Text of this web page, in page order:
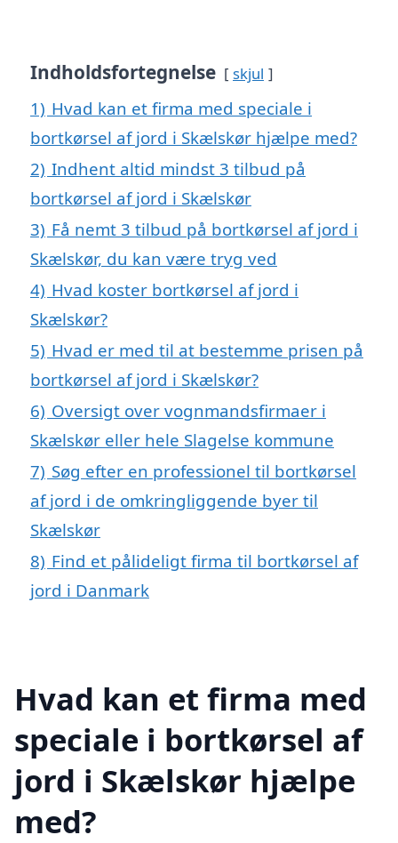
Indholdsfortegnelse skjul
1) Hvad kan et firma med speciale i
bortkørsel af jord i Skælskør hjælpe med?
2) Indhent altid mindst 3 tilbud på
bortkørsel af jord i Skælskør
3) Få nemt 3 tilbud på bortkørsel af jord i
Skælskør, du kan være tryg ved
4) Hvad koster bortkørsel af jord i
Skælskør?
5) Hvad er med til at bestemme prisen på
bortkørsel af jord i Skælskør?
6) Oversigt over vognmandsfirmaer i
Skælskør eller hele Slagelse kommune
7) Søg efter en professionel til bortkørsel
af jord i de omkringliggende byer til
Skælskør
8) Find et pålideligt firma til bortkørsel af
jord i Danmark
Hvad kan et firma med
speciale i bortkørsel af
jord i Skælskør hjælpe
med?